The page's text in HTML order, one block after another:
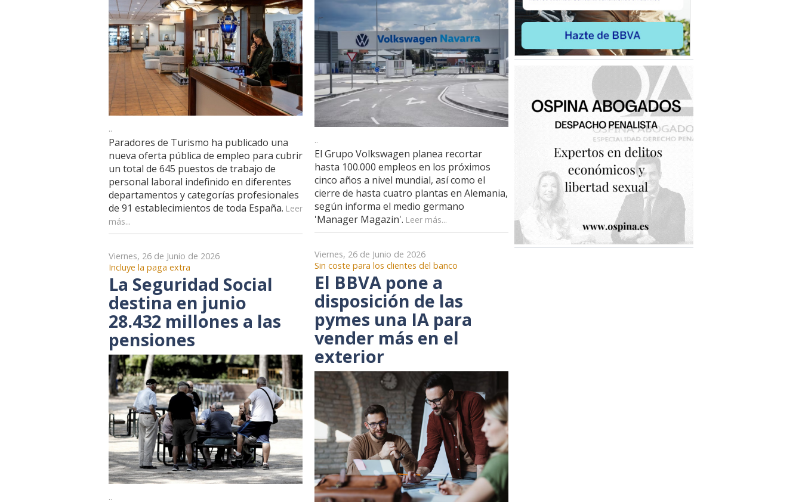
..
Paradores de Turismo ha publicado una
nueva oferta pública de empleo para cubrir
un total de 645 puestos de trabajo de
personal laboral indefinido en diferentes
departamentos y categorías profesionales
de 91 establecimientos de toda España. Leer
más...
Viernes, 26 de Junio de 2026
Incluye la paga extra
La Seguridad Social
destina en junio
28.432 millones a las
pensiones
..
..
El Grupo Volkswagen planea recortar
hasta 100.000 empleos en los próximos
cinco años a nivel mundial, así como el
cierre de hasta cuatro plantas en Alemania,
según informa el medio germano
'Manager Magazin'. Leer más...
Viernes, 26 de Junio de 2026
Sin coste para los clientes del banco
El BBVA pone a
disposición de las
pymes una IA para
vender más en el
exterior